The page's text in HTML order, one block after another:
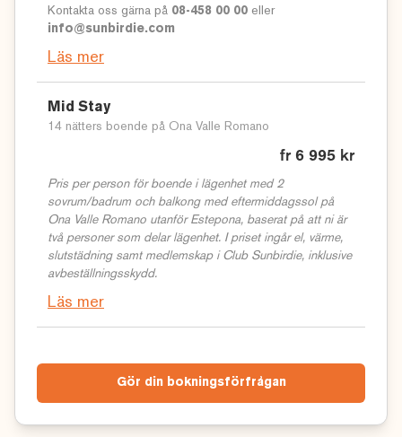
Kontakta oss gärna på 08-458 00 00 eller
info@sunbirdie.com
Läs mer
Mid Stay
14 nätters boende på Ona Valle Romano
fr 6 995 kr
Pris per person för boende i lägenhet med 2
sovrum/badrum och balkong med eftermiddagssol på
Ona Valle Romano utanför Estepona, baserat på att ni är
två personer som delar lägenhet. I priset ingår el, värme,
slutstädning samt medlemskap i Club Sunbirdie, inklusive
avbeställningsskydd.
Läs mer
Gör din bokningsförfrågan